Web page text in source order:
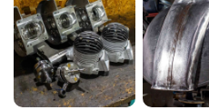
Schlauch
Mehr erfahren
€9,90